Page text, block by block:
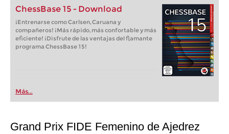
ChessBase 15 - Download
¡Entrenarse como Carlsen, Caruana y
compañeros! ¡Más rápido, más confortable y más
eficiente! ¡Disfrute de las ventajas del flamante
programa ChessBase 15!
Más...
Grand Prix FIDE Femenino de Ajedrez